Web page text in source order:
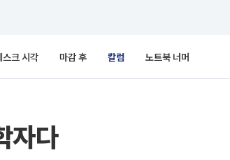
스크 시각 마감 후 칼럼 노트북 너머
자다